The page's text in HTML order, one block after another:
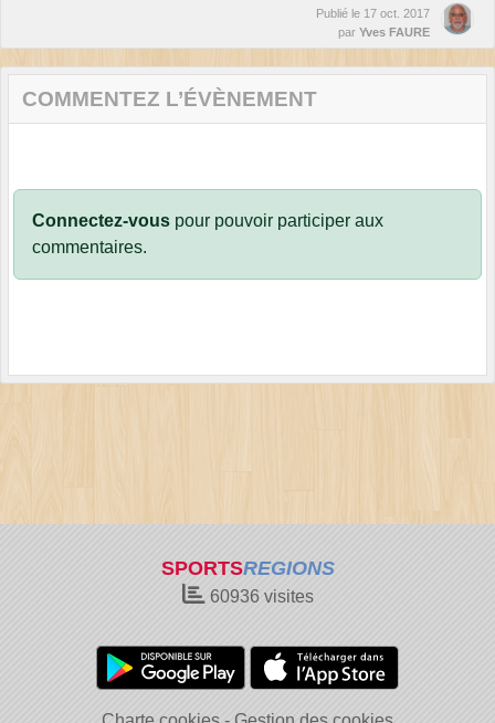
Publié le 17 oct. 2017
par Yves FAURE
COMMENTEZ L’ÉVÈNEMENT
Connectez-vous pour pouvoir participer aux
commentaires.
SPORTSREGIONS
60936visites